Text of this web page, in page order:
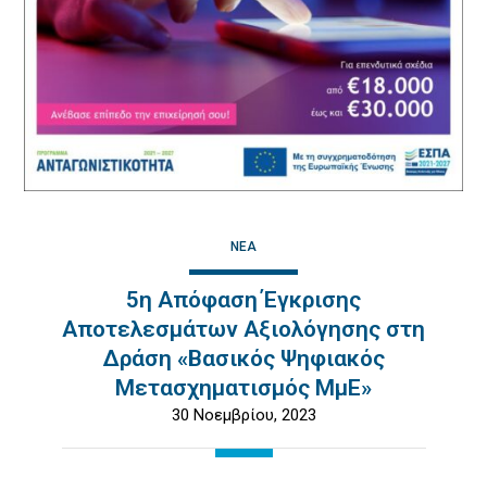
ΝΈΑ
5η Απόφαση Έγκρισης
Αποτελεσμάτων Αξιολόγησης στη
Δράση «Βασικός Ψηφιακός
Μετασχηματισμός ΜμΕ»
30 Νοεμβρίου, 2023